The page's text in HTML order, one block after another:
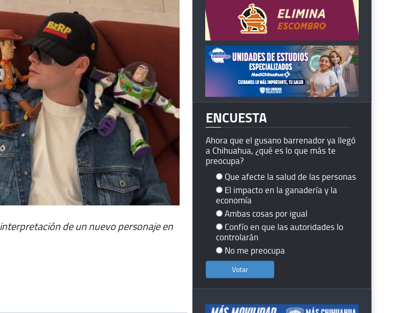
de un nuevo personaje en
ENCUESTA
Ahora que el gusano barrenador ya llegó
a Chihuahua, ¿qué es lo que más te
preocupa?
Que afecte la salud de las personas
El impacto en la ganadería y la
economía
Ambas cosas por igual
Confío en que las autoridades lo
controlarán
No me preocupa